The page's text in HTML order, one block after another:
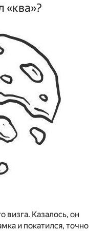
«ква»?
визга. Казалось, он
и покатился, точно